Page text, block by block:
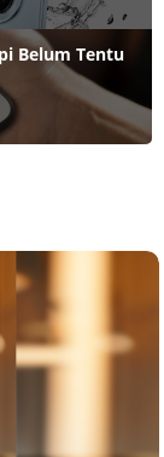
Belum Tentu